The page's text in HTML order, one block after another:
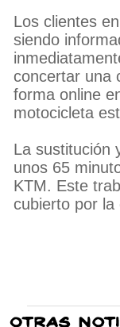
Los clientes
siendo
concertar una
forma online
motocicleta
La sustitución
unos 65
KTM. Este
cubierto por la